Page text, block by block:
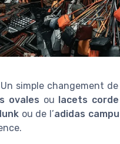
simple changement
ovales ou lacets corde
ou de l’adidas